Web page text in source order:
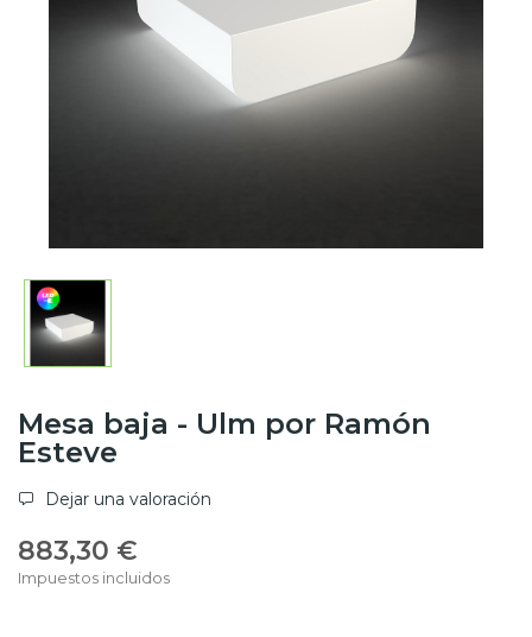
Mesa baja - Ulm por Ramón
Esteve
Dejar una valoración
883,30 €
Impuestos incluidos